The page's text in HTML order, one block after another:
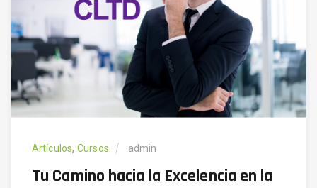
Artículos,Cursos admin
Tu Camino hacia la Excelencia en la